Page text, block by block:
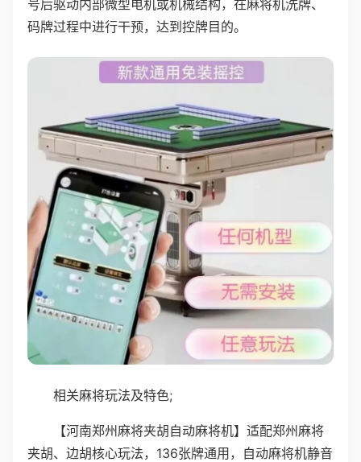
号后驱动内部微型电机或机械结构，在麻将机洗牌、
码牌过程中进行干预，达到控牌目的。
相关麻将玩法及特色;
【河南郑州麻将夹胡自动麻将机】适配郑州麻将
夹胡、边胡核心玩法，136张牌通用，自动麻将机静音